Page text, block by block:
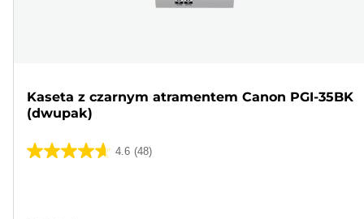
Kaseta z czarnym atramentem Canon PGI-35BK
(dwupak)
4.6 (48)
4.6